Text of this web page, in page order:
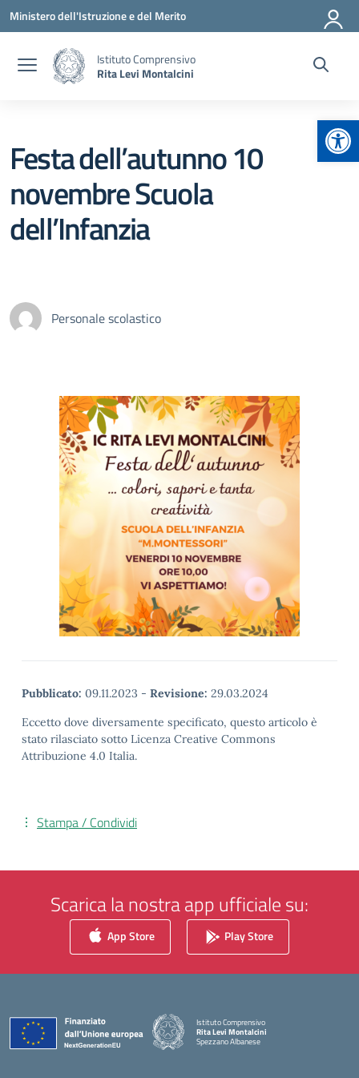
Vai ai contenuti
Vai al menu di navigazione
Vai al footer
Ministero dell'Istruzione e del Merito
Istituto Comprensivo
Rita Levi Montalcini
Festa dell’autunno 10
novembre Scuola
dell’Infanzia
Personale scolastico
Pubblicato: 09.11.2023 - Revisione: 29.03.2024
Eccetto dove diversamente specificato, questo articolo è
stato rilasciato sotto Licenza Creative Commons
Attribuzione 4.0 Italia.
Stampa / Condividi
Scarica la nostra app ufficiale su:
App Store Play Store
Istituto Comprensivo
Rita Levi Montalcini
Spezzano Albanese
— Visita la pagina iniziale della scuola